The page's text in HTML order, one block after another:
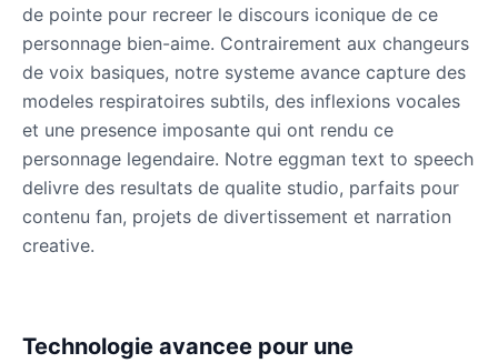
de pointe pour recreer le discours iconique de ce
personnage bien-aime. Contrairement aux changeurs
de voix basiques, notre systeme avance capture des
modeles respiratoires subtils, des inflexions vocales
et une presence imposante qui ont rendu ce
personnage legendaire. Notre eggman text to speech
delivre des resultats de qualite studio, parfaits pour
contenu fan, projets de divertissement et narration
creative.
Technologie avancee pour une